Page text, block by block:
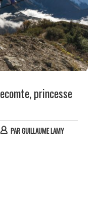
princesse
PARGUILLAUME LAMY